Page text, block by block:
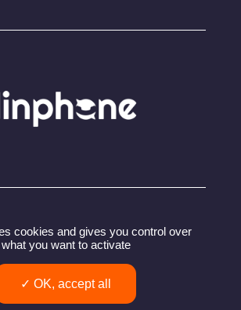
2024 – Linphone – Belledonne
SARL
de confidentialité
Conditions utilisation
cookies and gives you control over
what you want to activate
OK, accept all